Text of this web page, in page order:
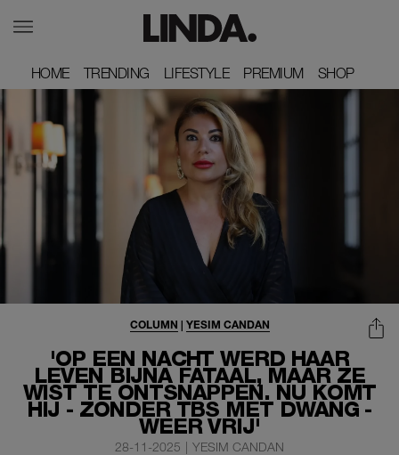
HOME
HOME TRENDING
TRENDING LIFESTYLE
LIFESTYLE PREMIUM
PREMIUM SHOP
SHOP
'OP EEN NACHT WERD HAAR
LEVEN BIJNA FATAAL, MAAR ZE
WIST TE ONTSNAPPEN. NU KOMT
HIJ - ZONDER TBS MET DWANG -
WEER VRIJ'
COLUMN | YESIM CANDAN
28-11-2025 | YESIM CANDAN